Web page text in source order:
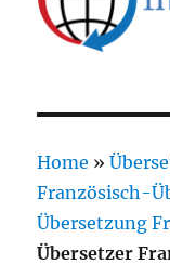
Home »
Französisch-
Übersetzung
Übersetzer